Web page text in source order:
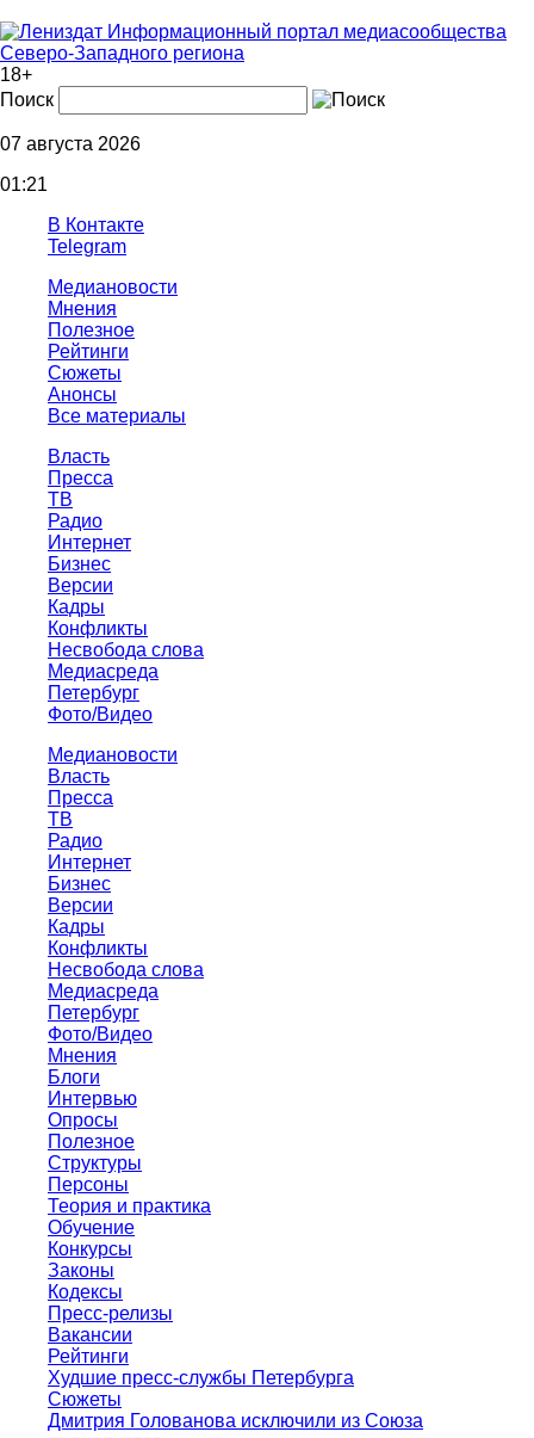
Информационный портал медиасообщества
Северо-Западного региона
18+
Поиск
07 августа 2026
01:21
В Контакте
Telegram
Медиановости
Мнения
Полезное
Рейтинги
Сюжеты
Анонсы
Все материалы
Власть
Пресса
ТВ
Радио
Интернет
Бизнес
Версии
Кадры
Конфликты
Несвобода слова
Медиасреда
Петербург
Фото/Видео
Медиановости
Власть
Пресса
ТВ
Радио
Интернет
Бизнес
Версии
Кадры
Конфликты
Несвобода слова
Медиасреда
Петербург
Фото/Видео
Мнения
Блоги
Интервью
Опросы
Полезное
Структуры
Персоны
Теория и практика
Обучение
Конкурсы
Законы
Кодексы
Пресс-релизы
Вакансии
Рейтинги
Худшие пресс-службы Петербурга
Сюжеты
Дмитрия Голованова исключили из Союза